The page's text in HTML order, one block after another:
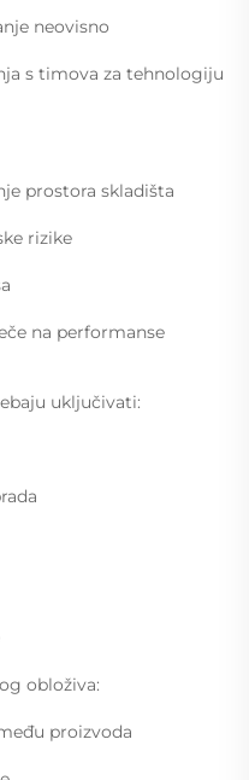
neovisno
s timova za tehnologiju
prostora skladišta
rizike
na performanse
uključivati:
obloživa:
proizvoda